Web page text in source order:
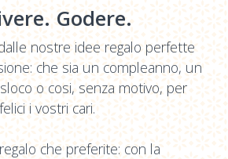
Godere.
nostre idee regalo perfette
che sia un compleanno, un
o cosi, senza motivo, per
i vostri cari.
che preferite: con la